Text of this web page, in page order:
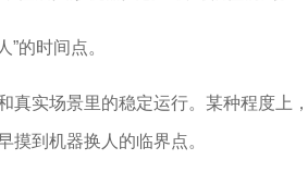
的时间点。
真实场景里的稳定运行。某种程度
摸到机器换人的临界点。